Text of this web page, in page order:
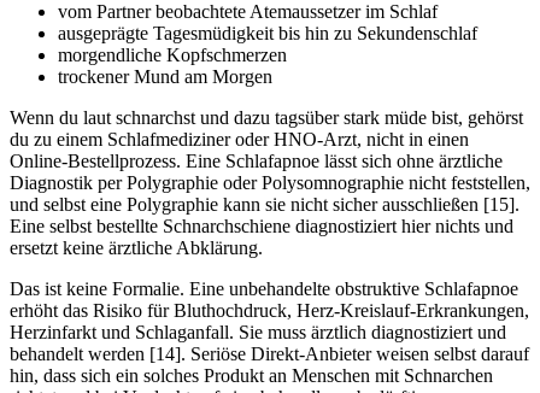
vom Partner beobachtete Atemaussetzer im Schlaf
ausgeprägte Tagesmüdigkeit bis hin zu Sekundenschlaf
morgendliche Kopfschmerzen
trockener Mund am Morgen
Wenn du laut schnarchst und dazu tagsüber stark müde bist, gehörst
du zu einem Schlafmediziner oder HNO-Arzt, nicht in einen
Online-Bestellprozess. Eine Schlafapnoe lässt sich ohne ärztliche
Diagnostik per Polygraphie oder Polysomnographie nicht feststellen,
und selbst eine Polygraphie kann sie nicht sicher ausschließen [15].
Eine selbst bestellte Schnarchschiene diagnostiziert hier nichts und
ersetzt keine ärztliche Abklärung.
Das ist keine Formalie. Eine unbehandelte obstruktive Schlafapnoe
erhöht das Risiko für Bluthochdruck, Herz-Kreislauf-Erkrankungen,
Herzinfarkt und Schlaganfall. Sie muss ärztlich diagnostiziert und
behandelt werden [14]. Seriöse Direkt-Anbieter weisen selbst darauf
hin, dass sich ein solches Produkt an Menschen mit Schnarchen